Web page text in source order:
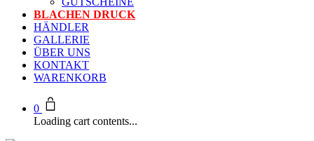
BLACHEN DRUCK
HÄNDLER
GALLERIE
ÜBER UNS
KONTAKT
WARENKORB
0
Loading cart contents...